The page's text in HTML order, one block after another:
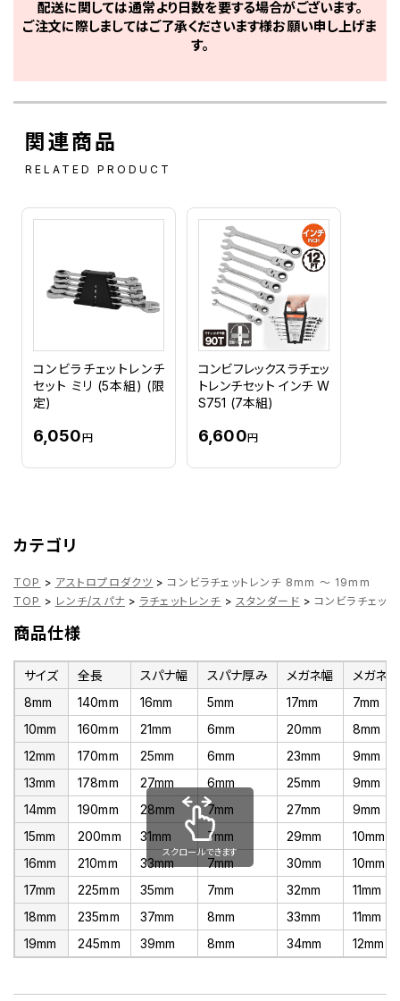
配送に関しては通常より日数を要する場合がございます。
ご注文に際しましてはご了承くださいます様お願い申し上げま
す。
関連商品
RELATED PRODUCT
コンビラチェットレンチ
セット ミリ (5本組) (限
定)
6,050円
コンビフレックスラチェッ
トレンチセット インチ W
S751 (7本組)
6,600円
カテゴリ
TOP > アストロプロダクツ > コンビラチェットレンチ 8mm ～ 19mm
TOP > レンチ/スパナ > ラチェットレンチ > スタンダード > コンビラチェッ
商品仕様
サイズ 全長 スパナ幅 スパナ厚み メガネ幅
メガネ
8mm
140mm 16mm 5mm 17mm
7mm
10mm
160mm 21mm 6mm 20mm
8mm
12mm
170mm 25mm 6mm 23mm
9mm
13mm
178mm 27mm 6mm 25mm
9mm
14mm
190mm 28mm 7mm 27mm
9mm
15mm
200mm 31mm 7mm 29mm
10mm
16mm
210mm 33mm 7mm 30mm
10mm
17mm
225mm 35mm 7mm 32mm
11mm
18mm
235mm 37mm 8mm 33mm
11mm
19mm
245mm 39mm 8mm 34mm 12mm
スクロールできます